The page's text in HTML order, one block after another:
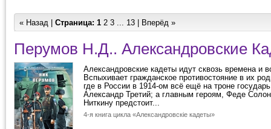
« Назад | Страница: 1 2 3 ... 13 Вперёд »
Перумов Н.Д.. Александровские
Александровские кадеты идут сквозь времена и
Вспыхивает гражданское противостояние в их
где в России в 1914-ом всё ещё на троне
Александр Третий; а главным героям, Феде
Ниткину предстоит...
4-я книга цикла «Александровскiе кадеты»